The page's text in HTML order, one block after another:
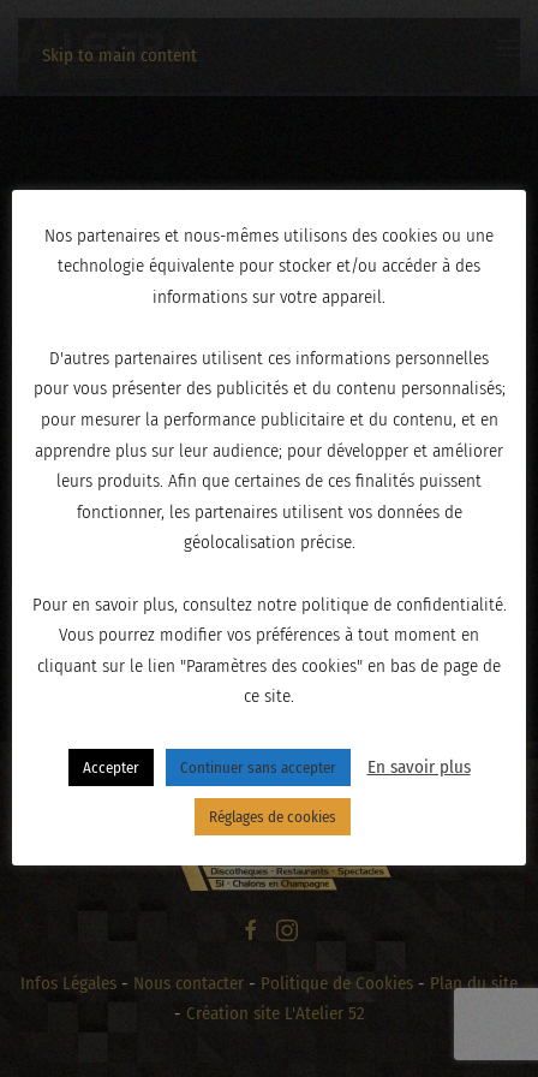
Skip to main content
IMG_9175
ÉCRIT LEFÉVRIER 19, 2026
« PRÉCÉDENT
Infos Légales - Nous contacter - Politique de Cookies - Plan du site
- Création site L'Atelier 52
Nos partenaires et nous-mêmes utilisons des cookies ou une
technologie équivalente pour stocker et/ou accéder à des
informations sur votre appareil.
D'autres partenaires utilisent ces informations personnelles
pour vous présenter des publicités et du contenu personnalisés;
pour mesurer la performance publicitaire et du contenu, et en
apprendre plus sur leur audience; pour développer et améliorer
leurs produits. Afin que certaines de ces finalités puissent
fonctionner, les partenaires utilisent vos données de
géolocalisation précise.
Pour en savoir plus, consultez notre politique de confidentialité.
Vous pourrez modifier vos préférences à tout moment en
cliquant sur le lien "Paramètres des cookies" en bas de page de
ce site.
Accepter Continuer sans accepter En savoir plus
Réglages de cookies